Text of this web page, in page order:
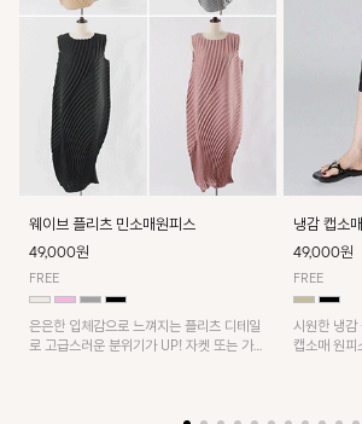
웨이브 플리츠 민소매원피스
49,000원
FREE
은은한 입체감으로 느껴지는 플리츠 디테일
로 고급스러운 분위기가 UP! 자켓 또는 가디
냉감 캡소
49,000원
FREE
시원한 냉감
캡소매 원피